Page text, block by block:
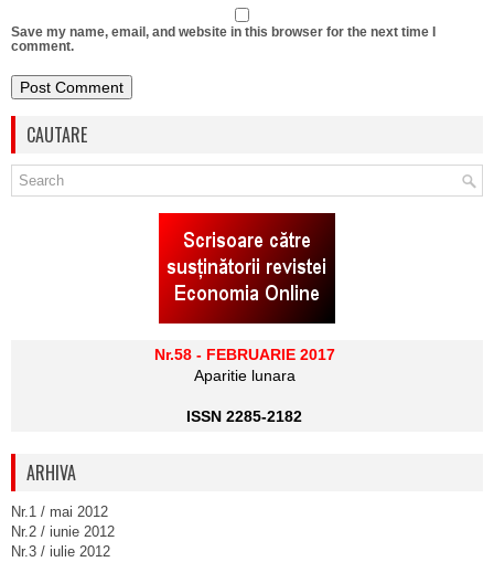
Save my name, email, and website in this browser for the next time I
comment.
CAUTARE
Nr.58 - FEBRUARIE 2017
Aparitie lunara
ISSN 2285-2182
ARHIVA
Nr.1 / mai 2012
Nr.2 / iunie 2012
Nr.3 / iulie 2012